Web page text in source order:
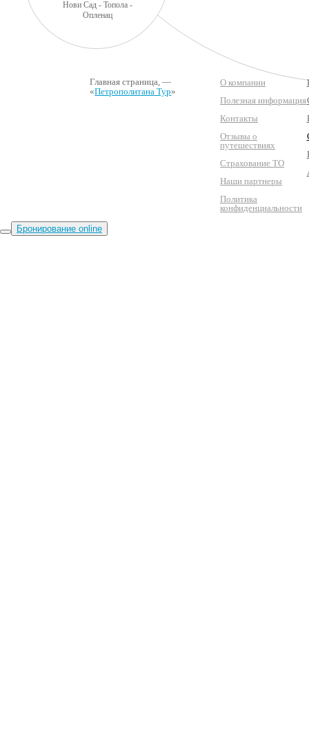
Нови Сад - Топола -
Опленац
Главная страница, —
«Петрополитана Тур»
О компании
Полезная информация
Контакты
Отзывы о
путешествиях
Страхование ТО
Наши партнеры
Политика
конфиденциальности
Бронирование online